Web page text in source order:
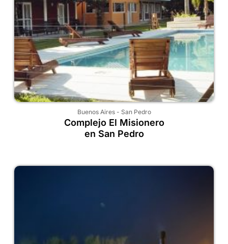
Buenos Aires- San Pedro
Complejo El Misionero
en San Pedro